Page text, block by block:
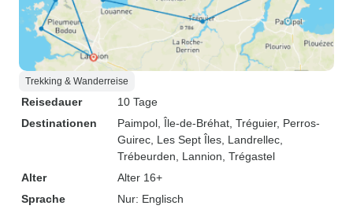
Trekking & Wanderreise
Reisedauer
10 Tage
Destinationen
Paimpol , Île-de-Bréhat , Tréguier, Perros-
Guirec , Les Sept Îles , Landrellec
Trébeurden , Lannion , Trégastel
Alter
Alter 16+
Sprache
Nur: Englisch